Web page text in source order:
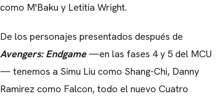
como M'Baku y Letitia Wright.
De los personajes presentados después de
Avengers: Endgame—en las fases 4 y 5 del MCU
— tenemos a Simu Liu como Shang-Chi, Danny
Ramirez como Falcon, todo el nuevo Cuatro